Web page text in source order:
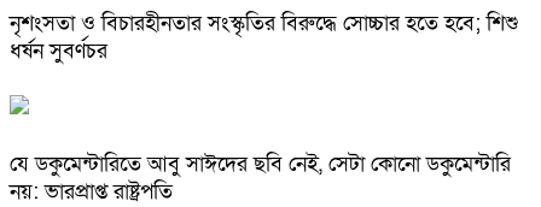
নৃশংসতা ও বিচারহীনতার সংস্কৃতির বিরুদ্ধে সোচ্চার হতে হবে; শিশু
ধর্ষন সুবর্ণচর
যে ডকুমেন্টারিতে আবু সাঈদের ছবি নেই, সেটা কোনো ডকুমেন্টারি
নয়: ভারপ্রাপ্ত রাষ্ট্রপতি